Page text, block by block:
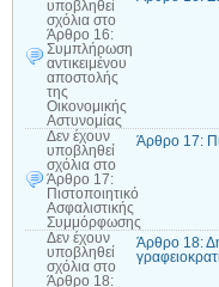
υποβληθεί
σχόλια στο
Άρθρο 16:
Συμπλήρωση
αντικειμένου
αποστολής
της
Οικονομικής
Αστυνομίας
Δεν έχουν
υποβληθεί
σχόλια στο
Άρθρο 17:
Πιστοποιητικό
Ασφαλιστικής
Συμμόρφωσης
Άρθρο 17:
Δεν έχουν
υποβληθεί
σχόλια στο
Άρθρο 18:
Άρθρο 18: